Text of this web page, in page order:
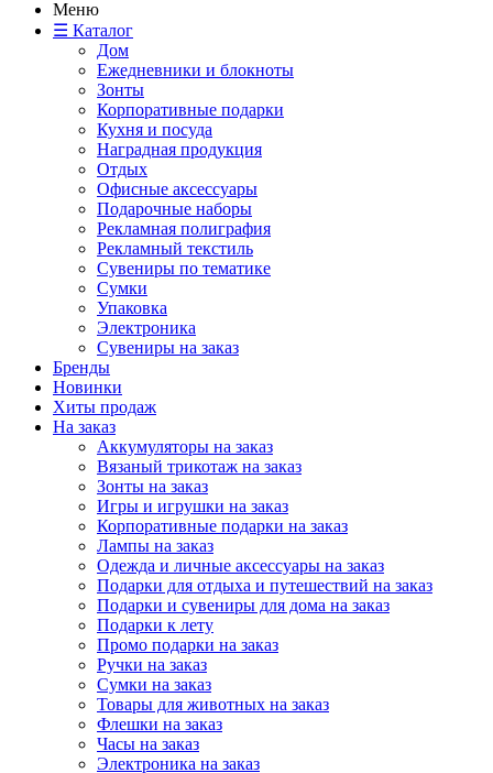
Меню
☰ Каталог
Дом
Ежедневники и блокноты
Зонты
Корпоративные подарки
Кухня и посуда
Наградная продукция
Отдых
Офисные аксессуары
Подарочные наборы
Рекламная полиграфия
Рекламный текстиль
Сувениры по тематике
Сумки
Упаковка
Электроника
Сувениры на заказ
Бренды
Новинки
Хиты продаж
На заказ
Аккумуляторы на заказ
Вязаный трикотаж на заказ
Зонты на заказ
Игры и игрушки на заказ
Корпоративные подарки на заказ
Лампы на заказ
Одежда и личные аксессуары на заказ
Подарки для отдыха и путешествий на заказ
Подарки и сувениры для дома на заказ
Подарки к лету
Промо подарки на заказ
Ручки на заказ
Сумки на заказ
Товары для животных на заказ
Флешки на заказ
Часы на заказ
Электроника на заказ